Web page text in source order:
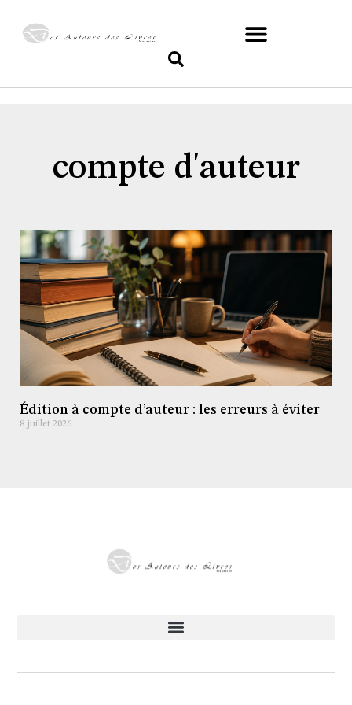
compte d'auteur
Édition à compte d’auteur : les erreurs à éviter
8 juillet 2026